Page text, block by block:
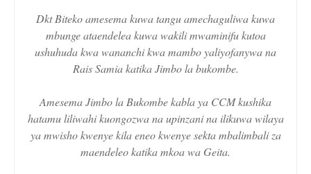
Dkt Biteko amesema kuwa tangu amechaguliwa kuwa
mbunge ataendelea kuwa wakili mwaminifu kutoa
ushuhuda kwa wananchi kwa mambo yaliyofanywa na
Rais Samia katika Jimbo la bukombe.
Amesema Jimbo la Bukombe kabla ya CCM kushika
hatamu liliwahi kuongozwa na upinzani na ilikuwa wilaya
ya mwisho kwenye kila eneo kwenye sekta mbalimbali za
maendeleo katika mkoa wa Geita.